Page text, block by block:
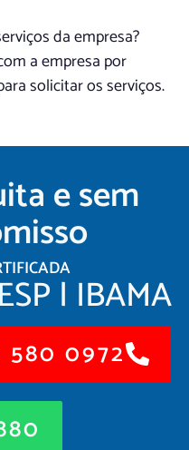
da empresa?
a empresa por
solicitar os serviços.
e sem
| IBAMA
0972